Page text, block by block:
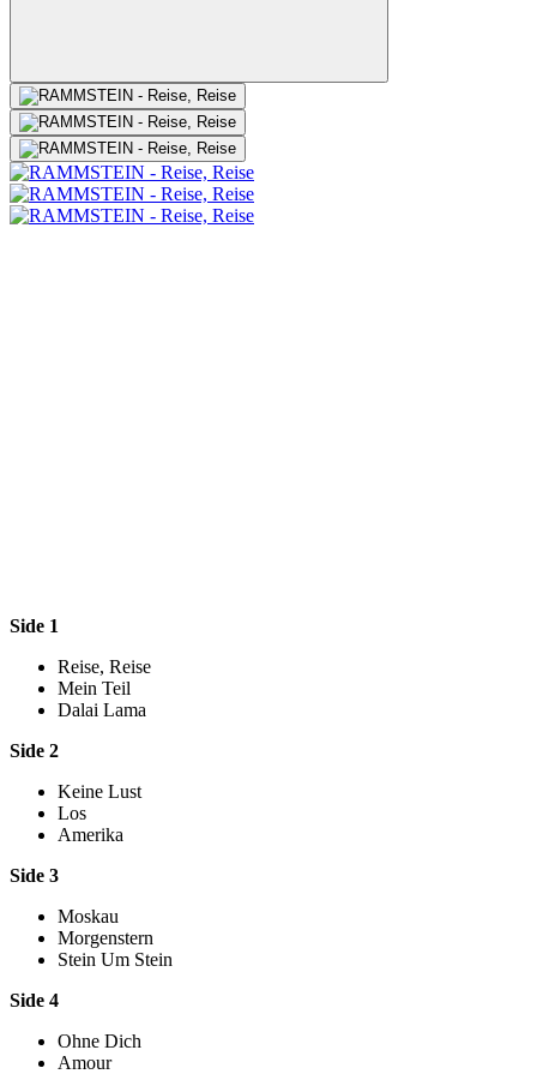
Side 1
Reise, Reise
Mein Teil
Dalai Lama
Side 2
Keine Lust
Los
Amerika
Side 3
Moskau
Morgenstern
Stein Um Stein
Side 4
Ohne Dich
Amour